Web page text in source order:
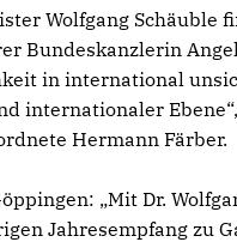
Wolfgang Schäuble
Bundeskanzlerin
in international
internationaler
Hermann Färber.
„Mit Dr.
Jahresempfang zu